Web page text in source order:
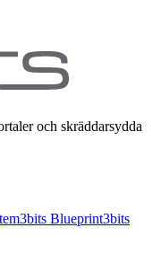
och skräddarsydda
3bits Blueprint3bits